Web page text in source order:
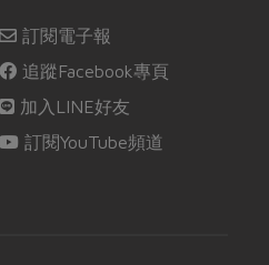
訂閱電子報
追蹤Facebook專頁
加入LINE好友
訂閱YouTube頻道